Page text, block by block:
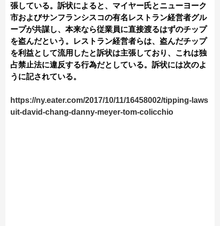
張している。訴状によると、マイヤー氏とニューヨーク
市およびサンフランシスコの有名レストラン経営者グル
ープが共謀し、本来なら従業員に直接渡るはずのチップ
を盗んだという。レストラン経営者らは、盗んだチップ
を利益として流用したと訴状は主張しており、これは独
占禁止法に違反する行為だとしている。訴状には次のよ
うに記されている。
https://ny.eater.com/2017/10/11/16458002/tipping-laws
uit-david-chang-danny-meyer-tom-colicchio